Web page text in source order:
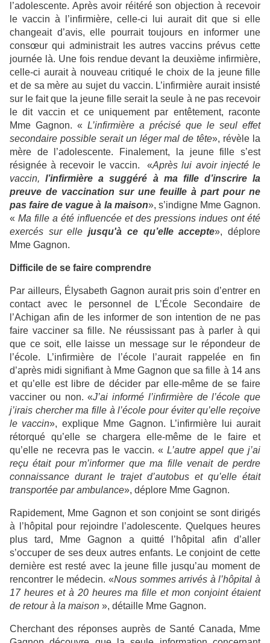
l’adolescente. Après avoir réitéré son objection à recevoir
le vaccin à l’infirmière, celle-ci lui aurait dit que si elle
changeait d’avis, elle pourrait toujours en informer une
consœur qui administrait les autres vaccins prévus cette
journée là. Une fois rendue devant la deuxième infirmière,
celle-ci aurait à nouveau critiqué le choix de la jeune fille
et de sa mère au sujet du vaccin. L’infirmière aurait insisté
sur le fait que la jeune fille serait la seule à ne pas recevoir
le dit vaccin et ce uniquement par entêtement, raconte
Mme Gagnon. « L’infirmière a précisé que le seul effet
secondaire possible serait un léger mal de tête», révèle la
mère de l’adolescente. Finalement, la jeune fille s’est
résignée à recevoir le vaccin.
«Après lui avoir injecté le
vaccin,l’infirmière a suggéré à ma fille d’inscrire la
preuve de vaccination sur une feuille à part pour ne
pas faire de vague à la maison», s’indigne Mme Gagnon.
« Ma fille a été influencée et des pressions indues ont été
exercés sur ellejusqu'à ce qu’elle accepte», déplore
Mme Gagnon.
Difficile de se faire comprendre
Par ailleurs, Élysabeth Gagnon aurait pris soin d’entrer en
contact avec le personnel de L’École Secondaire de
l’Achigan afin de les informer de son intention de ne pas
faire vacciner sa fille. Ne réussissant pas à parler à qui
que ce soit, elle laisse un message sur le répondeur de
l’école. L’infirmière de l’école l’aurait rappelée en fin
d’après midi signifiant à Mme Gagnon que sa fille à 14 ans
et qu’elle est libre de décider par elle-même de se faire
vacciner ou non. «J’ai informé l’infirmière de l’école que
j’irais chercher ma fille à l’école pour éviter qu’elle reçoive
le vaccin», explique Mme Gagnon. L’infirmière lui aurait
rétorqué qu’elle se chargera elle-même de le faire et
qu’elle ne recevra pas le vaccin. «L’autre appel que j’ai
reçu était pour m’informer que ma fille venait de perdre
connaissance durant le trajet d’autobus et qu’elle était
transportée par ambulance», déplore Mme Gagnon.
Rapidement, Mme Gagnon et son conjoint se sont dirigés
à l’hôpital pour rejoindre l’adolescente. Quelques heures
plus tard, Mme Gagnon a quitté l’hôpital afin d’aller
s’occuper de ses deux autres enfants. Le conjoint de cette
dernière est resté avec la jeune fille jusqu’au moment de
rencontrer le médecin. «Nous sommes arrivés à l’hôpital à
17 heures et à 20 heures ma fille et mon conjoint étaient
de retour à la maison », détaille Mme Gagnon.
Cherchant des réponses auprès de Santé Canada, Mme